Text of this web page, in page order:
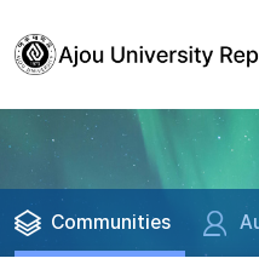
Communities